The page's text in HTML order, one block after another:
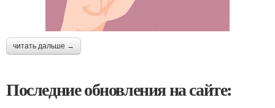
читать дальше →
Последние обновления на сайте: